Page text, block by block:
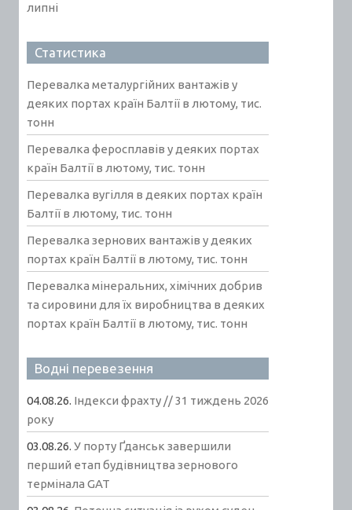
липні
Статистика
Перевалка металургійних вантажів у
деяких портах країн Балтії в лютому, тис.
тонн
Перевалка феросплавів у деяких портах
країн Балтії в лютому, тис. тонн
Перевалка вугілля в деяких портах країн
Балтії в лютому, тис. тонн
Перевалка зернових вантажів у деяких
портах країн Балтії в лютому, тис. тонн
Перевалка мінеральних, хімічних добрив
та сировини для їх виробництва в деяких
портах країн Балтії в лютому, тис. тонн
Водні перевезення
04.08.26. Індекси фрахту // 31 тиждень 2026
року
03.08.26. У порту Ґданськ завершили
перший етап будівництва зернового
термінала GAT